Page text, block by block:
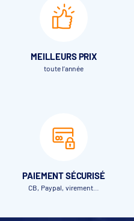
MEILLEURS PRIX
toute l’année
PAIEMENT SÉCURISÉ
CB, Paypal, virement…